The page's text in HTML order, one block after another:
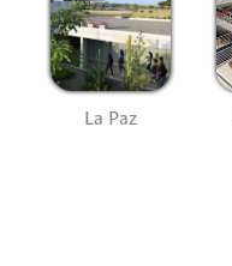
La Paz